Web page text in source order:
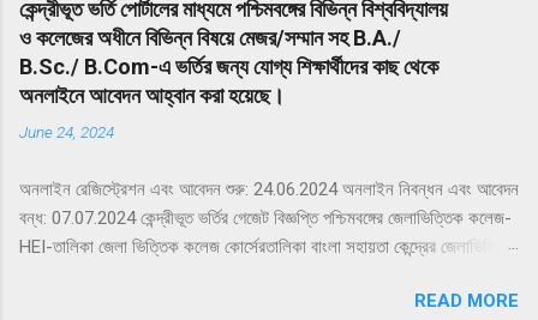
কেন্দ্রীভূত ভর্তি পোর্টালের মাধ্যমে পশ্চিমবঙ্গের বিভিন্ন বিশ্ববিদ্যালয়
ও কলেজের অধীনে বিভিন্ন বিষয়ে মেজর/সম্মান সহ B.A./
B.Sc./ B.Com-এ ভর্তির জন্য যোগ্য শিক্ষার্থীদের কাছ থেকে
অনলাইনে আবেদন আহ্বান করা হয়েছে।
June 24, 2024
অনলাইন রেজিস্ট্রেশন এবং আবেদন শুরু: 24.06.2024 অনলাইন নিবন্ধন এবং আবেদন
বন্ধ: 07.07.2024 কেন্দ্রীভূত ভর্তির গেজেট বিজ্ঞপ্তি পশ্চিমবঙ্গের জেলাভিত্তিক কলেজ-
HEI-তালিকা জেলা ভিত্তিক কলেজ কোর্সেরতালিকা বাংলা সহায়তা কেন্দ্রের জেলাভিত্তিক
নিবন্ধিত যারা লগইনকরতে এখানে ক্লিক করুন কেন্দ্রীভূত ভর্তি হেল্পলাইন 2024-এর
READ MORE